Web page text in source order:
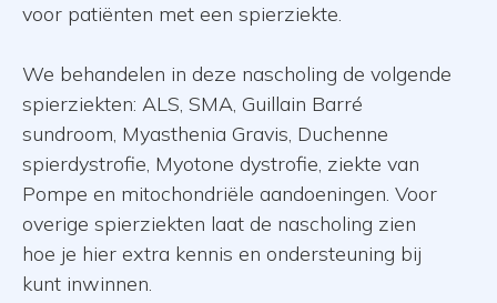
voor patiënten met een spierziekte.
We behandelen in deze nascholing de volgende
spierziekten: ALS, SMA, Guillain Barré
sundroom, Myasthenia Gravis, Duchenne
spierdystrofie, Myotone dystrofie, ziekte van
Pompe en mitochondriële aandoeningen. Voor
overige spierziekten laat de nascholing zien
hoe je hier extra kennis en ondersteuning bij
kunt inwinnen.